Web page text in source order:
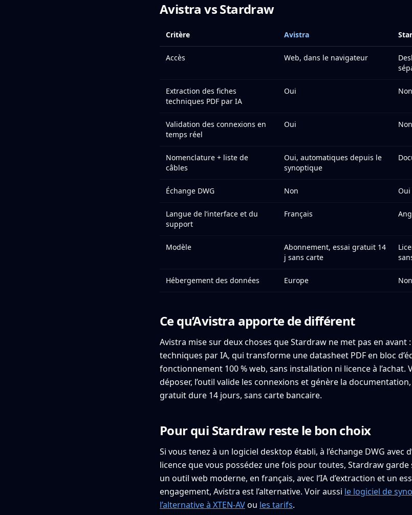
Avistra vs Stardraw
Critère Avistra
Accès Web, dans le navigateur
Extraction des fiches
techniques PDF par IA
Oui
Validation des connexions en
temps réel
Oui
Nomenclature + liste de
câbles
Oui, automatiques depuis le
synoptique
Échange DWG Non
Langue de l’interface et du
support
Français
Modèle
Abonnement, essai gratuit 14
j sans carte
Hébergement des données Europe
Ce qu’Avistra apporte de différent
Avistra mise sur deux choses que Stardraw ne met pas en avant
techniques par IA, qui transforme une datasheet PDF en bloc
fonctionnement 100 % web, sans installation ni licence à l’achat.
déposer, l’outil valide les connexions et génère la documentation,
gratuit dure 14 jours, sans carte bancaire.
Pour qui Stardraw reste le bon choix
Si vous tenez à un logiciel desktop établi, à l’échange DWG avec
licence que vous possédez une fois pour toutes, Stardraw garde
un outil web moderne, en français, avec l’IA d’extraction et un
engagement, Avistra est l’alternative. Voir aussi le logiciel de
l’alternative à XTEN-AVou les tarifs.